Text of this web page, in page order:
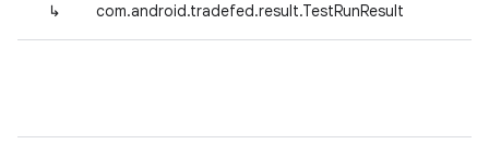
↳ com.android.tradefed.result.TestRunResult